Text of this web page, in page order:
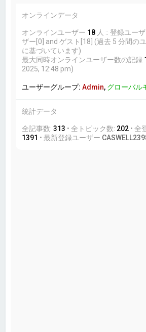
オンラインデータ
オンラインユーザー 18 人 :: 登録ユー
ザー[0] and ゲスト[18] (過去 5 分間の
に基づいています)
最大同時オンラインユーザー数の記録
2025, 12:48 pm)
ユーザーグループ:Admin, グローバル
統計データ
全記事数:313 • 全トピック数: 202 • 全
1391 • 最新登録ユーザー